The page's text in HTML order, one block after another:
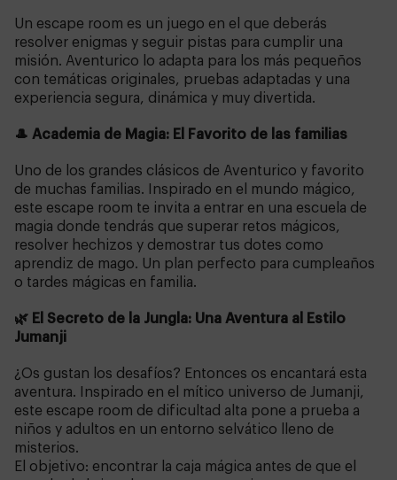
Un escape room es un juego en el que deberás
resolver enigmas y seguir pistas para cumplir una
misión. Aventurico lo adapta para los más pequeños
con temáticas originales, pruebas adaptadas y una
experiencia segura, dinámica y muy divertida.
🎩 Academia de Magia: El Favorito de las familias
Uno de los grandes clásicos de Aventurico y favorito
de muchas familias. Inspirado en el mundo mágico,
este escape room te invita a entrar en una escuela de
magia donde tendrás que superar retos mágicos,
resolver hechizos y demostrar tus dotes como
aprendiz de mago. Un plan perfecto para cumpleaños
o tardes mágicas en familia.
🌿 El Secreto de la Jungla: Una Aventura al Estilo
Jumanji
¿Os gustan los desafíos? Entonces os encantará esta
aventura. Inspirado en el mítico universo de Jumanji,
este escape room de dificultad alta pone a prueba a
niños y adultos en un entorno selvático lleno de
misterios.
El objetivo: encontrar la caja mágica antes de que el